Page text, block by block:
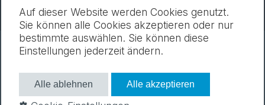
Impressum
Cookie-Einstellungen
Auf dieser Website werden Cookies genutzt.
Sie können alle Cookies akzeptieren oder nur
bestimmte auswählen. Sie können diese
Einstellungen jederzeit ändern.
Alle ablehnen Alle akzeptieren